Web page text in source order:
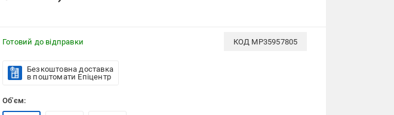
Готовий до відправки КОД MP35957805
Безкоштовна доставка
в поштомати Епіцентр
Об'єм: